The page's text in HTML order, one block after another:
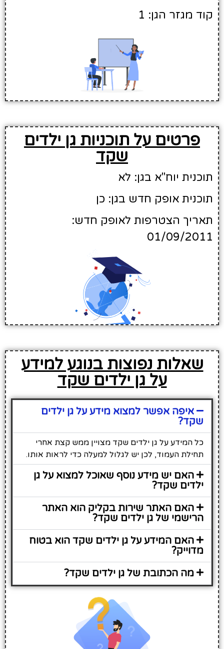
קוד מגזר הגן: 1
פרטים על תוכניות גן ילדים
שקד
תוכנית יוח"א בגן: לא
תוכנית אופק חדש בגן: כן
תאריך הצטרפות לאופק חדש:
01/09/2011
שאלות נפוצות בנוגע למידע
על גן ילדים שקד
איפה אפשר למצוא מידע על גן ילדים
שקד?
כל המידע על גן ילדים שקד מצויין ממש קצת אחרי
תחילת העמוד, לכן יש לגלול למעלה כדי לראות אותו.
האם יש מידע נוסף שאוכל למצוא על גן
ילדים שקד?
האם האתר שירות בקליק הוא האתר
הרישמי של גן ילדים שקד?
האם המידע על גן ילדים שקד הוא בטוח
מדוייק?
מה הכתובת של גן ילדים שקד?